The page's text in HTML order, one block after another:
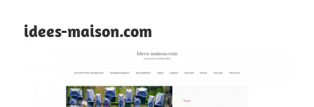
idees-maison.com